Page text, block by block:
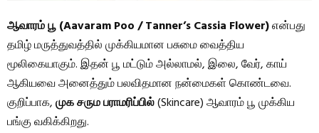
ஆவாரம் பூ (Aavaram Poo / Tanner’s Cassia Flower)என்பது
தமிழ் மருத்துவத்தில் முக்கியமான பசுமை வைத்திய
மூலிகையாகும். இதன் பூ மட்டும் அல்லாமல், இலை, வேர், காய்
ஆகியவை அனைத்தும் பலவிதமான நன்மைகள் கொண்டவை.
குறிப்பாக,முக சரும பராமரிப்பில்(Skincare) ஆவாரம் பூ முக்கிய
பங்கு வகிக்கிறது.